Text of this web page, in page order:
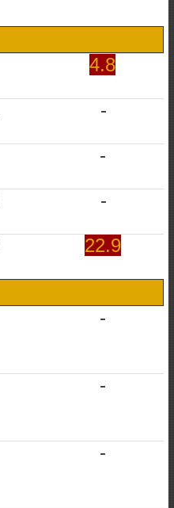
4.8
-
-
-
22.9
-
-
-